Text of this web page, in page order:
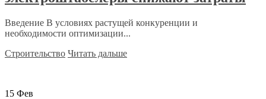
Введение В условиях растущей конкуренции и
необходимости оптимизации...
Строительство Читать дальше
15 Фев